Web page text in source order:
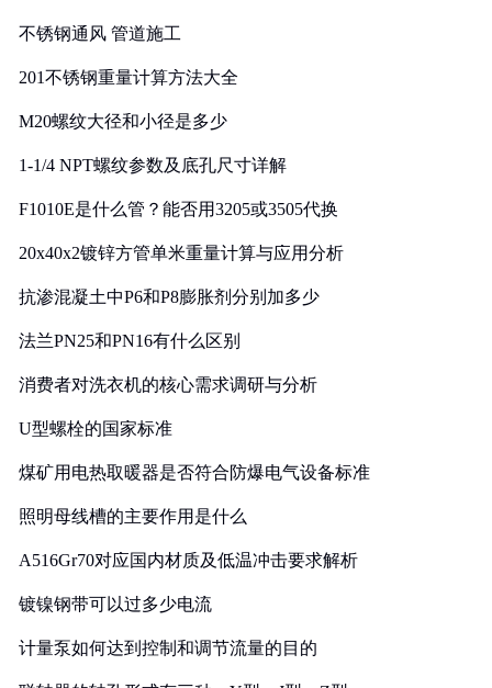
不锈钢通风 管道施工
201不锈钢重量计算方法大全
M20螺纹大径和小径是多少
1-1/4 NPT螺纹参数及底孔尺寸详解
F1010E是什么管？能否用3205或3505代换
20x40x2镀锌方管单米重量计算与应用分析
抗渗混凝土中P6和P8膨胀剂分别加多少
法兰PN25和PN16有什么区别
消费者对洗衣机的核心需求调研与分析
U型螺栓的国家标准
煤矿用电热取暖器是否符合防爆电气设备标准
照明母线槽的主要作用是什么
A516Gr70对应国内材质及低温冲击要求解析
镀镍钢带可以过多少电流
计量泵如何达到控制和调节流量的目的